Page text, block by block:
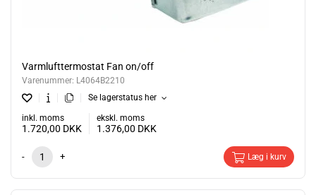
Varmlufttermostat Fan on/off
Varenummer: L4064B2210
Se lagerstatus her
inkl. moms
1.720,00 DKK
ekskl. moms
1.376,00 DKK
- + Læg i kurv